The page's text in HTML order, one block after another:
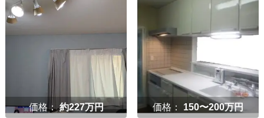
価格：約227万円 価格： 150〜200万円